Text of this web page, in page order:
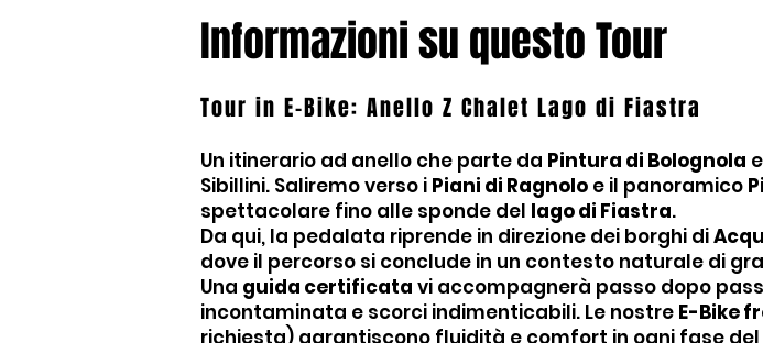
Informazioni su questo Tour
Tour in E-Bike: Anello Z Chalet Lago di Fiastra
Un itinerario ad anello che parte da Pintura di Bolognola
Sibillini. Saliremo verso i Piani di Ragnolo e il panoramico
spettacolare fino alle sponde del lago di Fiastra.
Da qui, la pedalata riprende in direzione dei borghi di
dove il percorso si conclude in un contesto naturale di
Una guida certificata vi accompagnerà passo dopo
incontaminata e scorci indimenticabili. Le nostre E-Bike
richiesta) garantiscono fluidità e comfort in ogni fase